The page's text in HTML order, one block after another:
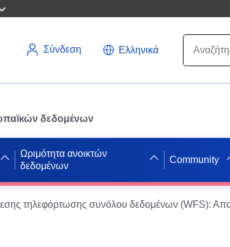
Σύνδεση Ελληνικά
δεδομένων
Ωριμότητα ανοικτών
δεδομένων
Community